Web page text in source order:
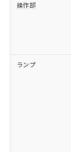
操作部
ランプ
対
非含有